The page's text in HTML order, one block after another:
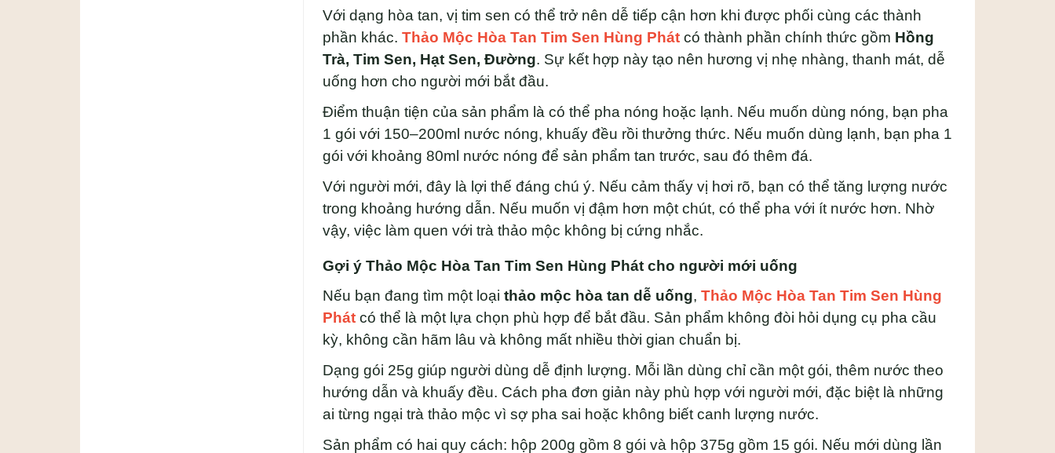
Với dạng hòa tan, vị tim sen có thể trở nên dễ tiếp cận hơn khi được phối cùng các thành
phần khác. Thảo Mộc Hòa Tan Tim Sen Hùng Phát có thành phần chính thức gồm Hồng
Trà, Tim Sen, Hạt Sen, Đường. Sự kết hợp này tạo nên hương vị nhẹ nhàng, thanh mát, dễ
uống hơn cho người mới bắt đầu.
Điểm thuận tiện của sản phẩm là có thể pha nóng hoặc lạnh. Nếu muốn dùng nóng, bạn pha
1 gói với 150–200ml nước nóng, khuấy đều rồi thưởng thức. Nếu muốn dùng lạnh, bạn pha 1
gói với khoảng 80ml nước nóng để sản phẩm tan trước, sau đó thêm đá.
Với người mới, đây là lợi thế đáng chú ý. Nếu cảm thấy vị hơi rõ, bạn có thể tăng lượng nước
trong khoảng hướng dẫn. Nếu muốn vị đậm hơn một chút, có thể pha với ít nước hơn. Nhờ
vậy, việc làm quen với trà thảo mộc không bị cứng nhắc.
Gợi ý Thảo Mộc Hòa Tan Tim Sen Hùng Phát cho người mới uống
Nếu bạn đang tìm một loại thảo mộc hòa tan dễ uống, Thảo Mộc Hòa Tan Tim Sen Hùng
Phát có thể là một lựa chọn phù hợp để bắt đầu. Sản phẩm không đòi hỏi dụng cụ pha cầu
kỳ, không cần hãm lâu và không mất nhiều thời gian chuẩn bị.
Dạng gói 25g giúp người dùng dễ định lượng. Mỗi lần dùng chỉ cần một gói, thêm nước theo
hướng dẫn và khuấy đều. Cách pha đơn giản này phù hợp với người mới, đặc biệt là những
ai từng ngại trà thảo mộc vì sợ pha sai hoặc không biết canh lượng nước.
Sản phẩm có hai quy cách: hộp 200g gồm 8 gói và hộp 375g gồm 15 gói. Nếu mới dùng lần